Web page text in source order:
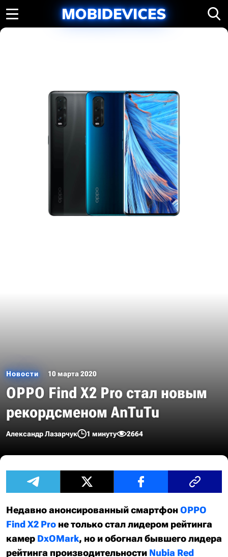
Новости 10 марта 2020
OPPO Find X2 Pro стал новым
рекордсменом AnTuTu
Александр Лазарчук 1 минуту 2664
Недавно анонсированный смартфонOPPO
Find X2 Pro не только стал лидером рейтинга
камер DxOMark, но и обогнал бывшего лидера
рейтинга производительности Nubia Red